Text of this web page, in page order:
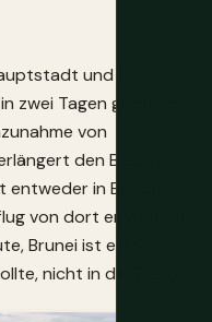
und ihre
zwei Tagen gründlich
von
den Besuch
in Bandar
von dort erreichbar
Brunei ist ein Ort,
nicht in der Breite.